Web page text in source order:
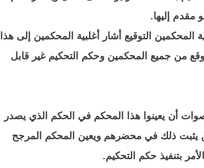
إليها.
التوقيع أشار أغلبية المحكمين إلى هذا
من جميع المحكمين وحكم التحكيم غير قابل
أن يعينوا هذا المحكم في الحكم الذي يصدر
يثبت ذلك في محضرهم ويعين المحكم المرجح
بتنفيذ حكم التحكيم.